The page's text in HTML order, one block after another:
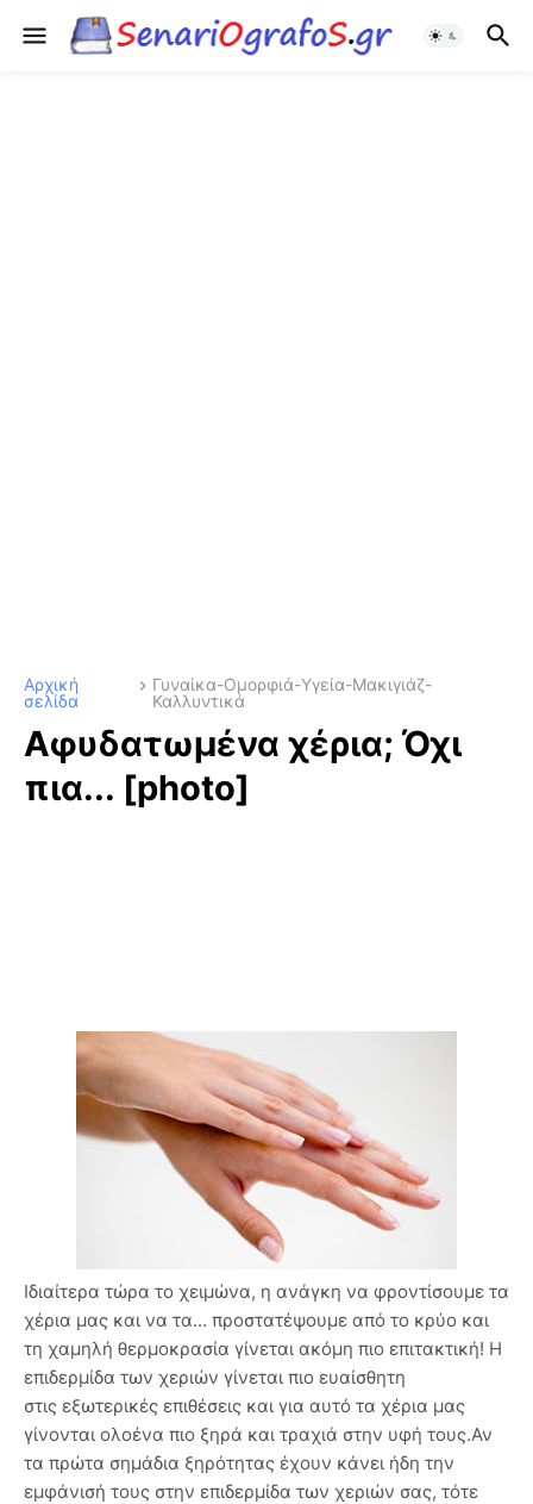
Αρχική
σελίδα
Γυναίκα-Ομορφιά-Υγεία-Μακιγιάζ-
Καλλυντικά
Αφυδατωμένα χέρια; Όχι
πια... [photo]
Ιδιαίτερα τώρα το χειμώνα, η ανάγκη να φροντίσουμε τα
χέρια μας και να τα... προστατέψουμε από το κρύο και
τη χαμηλή θερμοκρασία γίνεται ακόμη πιο επιτακτική! Η
επιδερμίδα των χεριών γίνεται πιο ευαίσθητη
στις εξωτερικές επιθέσεις και για αυτό τα χέρια μας
γίνονται ολοένα πιο ξηρά και τραχιά στην υφή τους.Αν
τα πρώτα σημάδια ξηρότητας έχουν κάνει ήδη την
εμφάνισή τους στην επιδερμίδα των χεριών σας, τότε